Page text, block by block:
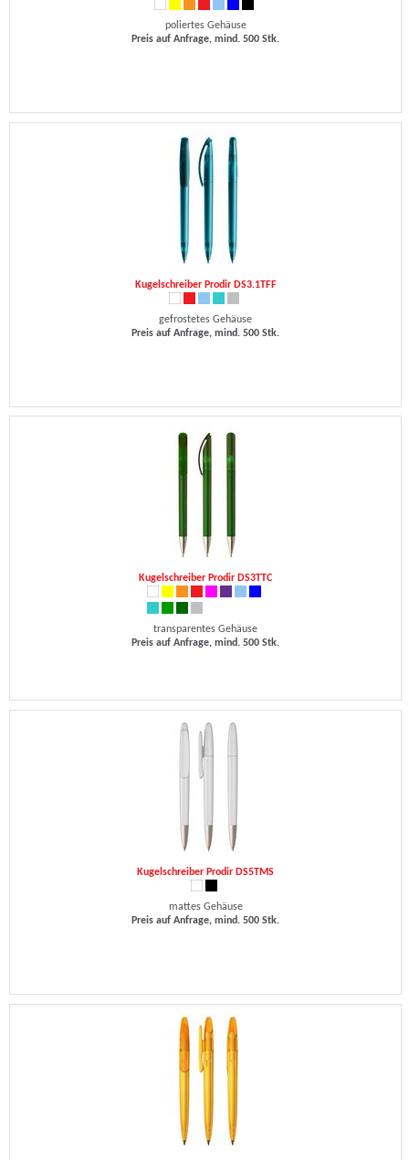
poliertes Gehäuse
Preis auf Anfrage, mind. 500 Stk.
Kugelschreiber Prodir DS3.1TFF
gefrostetes Gehäuse
Preis auf Anfrage, mind. 500 Stk.
Kugelschreiber Prodir DS3TTC
transparentes Gehäuse
Preis auf Anfrage, mind. 500 Stk.
Kugelschreiber Prodir DS5TMS
mattes Gehäuse
Preis auf Anfrage, mind. 500 Stk.